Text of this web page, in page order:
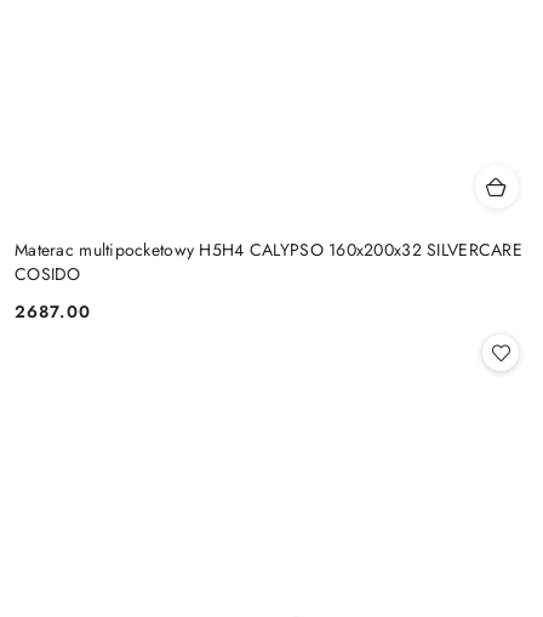
Materac multipocketowy H5H4 CALYPSO 160x200x32 SILVERCARE
COSIDO
Cena:
2687.00